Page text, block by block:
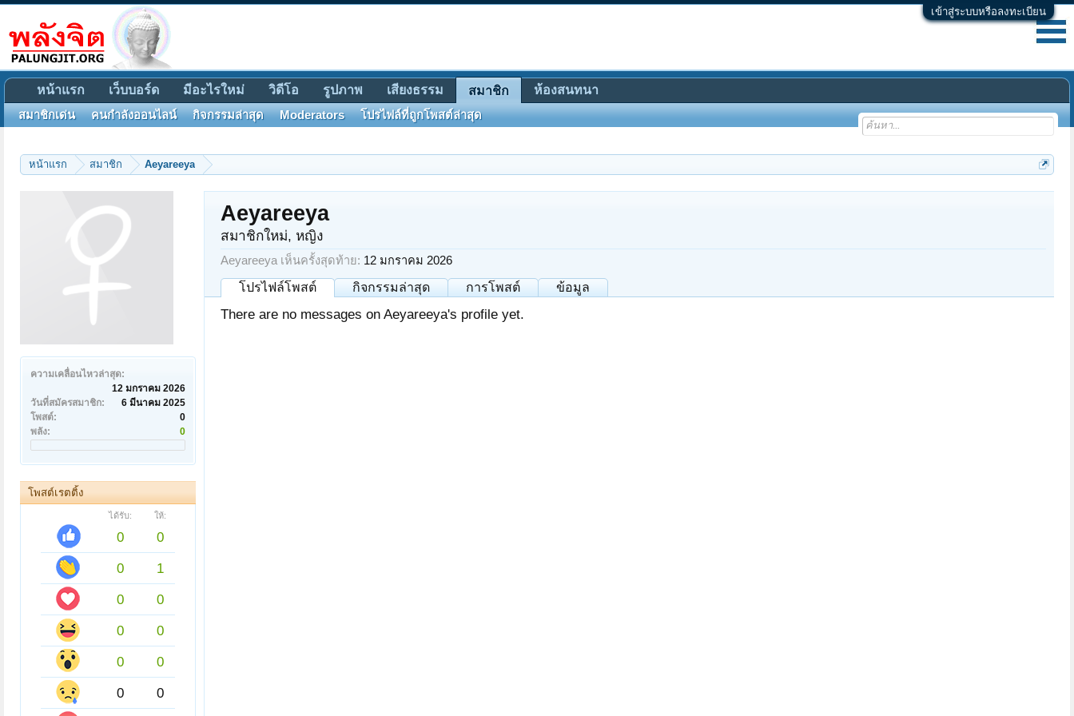
เข้าสู่ระบบหรือลงทะเบียน
หน้าแรก สมาชิก Aeyareeya
ความเคลื่อนไหวล่าสุด:
12 มกราคม 2026
วันที่สมัครสมาชิก:
6 มีนาคม 2025
โพสต์:
0
พลัง:
0
โพสต์เรตติ้ง
ได้รับ: ให้:
0
0
0
1
0
0
0
0
0
0
0
0
Aeyareeya
สมาชิกใหม่, หญิง
Aeyareeya เห็นครั้งสุดท้าย: 12 มกราคม 2026
โปรไฟล์โพสต์ กิจกรรมล่าสุด การโพสต์ ข้อมูล
There are no messages on Aeyareeya's profile yet.
หน้าแรก เว็บบอร์ด มีอะไรใหม่ วิดีโอ รูปภาพ เสียงธรรม สมาชิก
สมาชิกเด่น คนกำลังออนไลน์ กิจกรรมล่าสุด Moderators โปรไฟล์ที่ถูกโพสต์ล่าสุด
ห้องสนทนา